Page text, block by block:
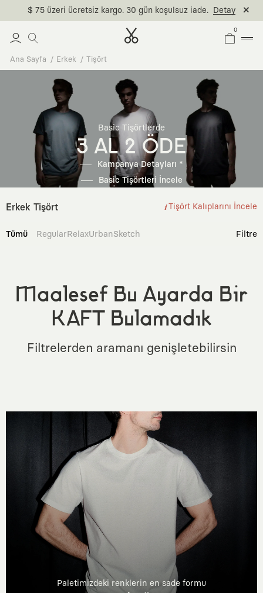
$ 75 üzeri ücretsiz kargo. 30 gün koşulsuz iade. Detay
0
Ana Sayfa Erkek Tişört
Basic Tişörtlerde
3 AL 2 ÖDE
Kampanya Detayları *
Basic Tişörtleri İncele
Erkek Tişört Tişört Kalıplarını İncele
Tümü RegularRelaxUrbanSketch Filtre
Maalesef Bu Ayarda Bir
KAFT Bulamadık
Filtrelerden aramanı genişletebilirsin
Paletimizdeki renklerin en sade formu